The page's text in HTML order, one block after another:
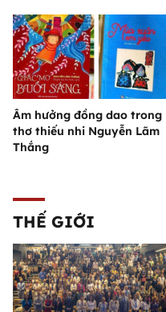
Âm hưởng đồng dao trong
thơ thiếu nhi Nguyễn Lãm
Thắng
THẾ GIỚI